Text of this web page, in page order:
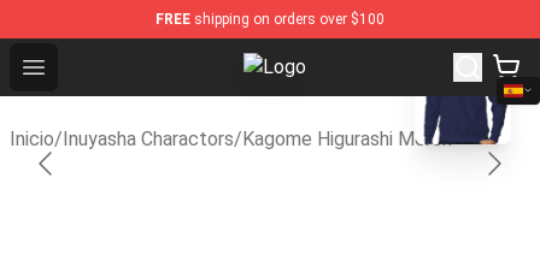
FREE shipping on orders over $100
Open menu Inuyasha Store - Official Inuyasha
Inicio/Inuyasha Charactors/Kagome Higurashi Merch
blank template